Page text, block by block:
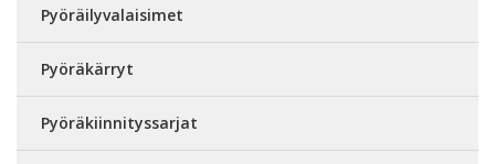
Pyöräilyvalaisimet
Pyöräkärryt
Pyöräkiinnityssarjat